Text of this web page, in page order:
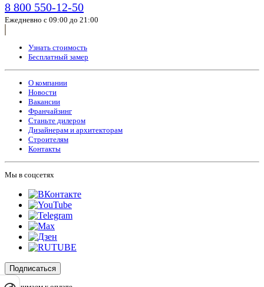
8 800 550-12-50
Ежедневно с 09:00 до 21:00
Узнать стоимость
Бесплатный замер
О компании
Новости
Вакансии
Франчайзинг
Станьте дилером
Дизайнерам и архитекторам
Строителям
Контакты
Мы в соцсетях
Подписаться